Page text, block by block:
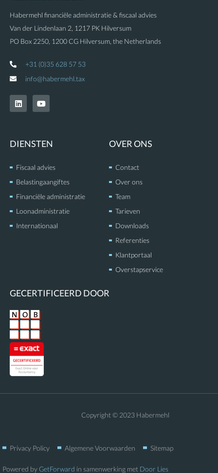
Habermehl financiële administratie & fiscaal advies
Van der Lindenlaan 2, 1217 PK Hilversum
PO Box 2250, 1200 CG Hilversum, the Netherlands
+31 (0)35 628 57 53
info@habermehl.tax
L
i
n
i
Y
o
u
e
DIENSTEN
Fiscaal advies
Belastingaangiftes
Financiële administratie
Loonadministratie
Internationaal
OVER ONS
Contact
Over ons
Team
Tarieven
Downloads
Referenties
Klantportaal
Overstapservice
GECERTIFICEERD DOOR
Copyright © 2023 Habermehl
Privacy Policy Algemene Voorwaarden Sitemap
Powered by GetForward in samenwerking met Door Lies